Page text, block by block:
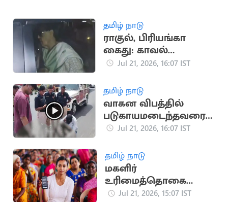
தமிழ் நாடு
ராகுல், பிரியங்கா
கைது: காவல்
நிலையம் வந்த
Jul 21, 2026, 16:07 IST
தமிழ் நாடு
வாகன விபத்தில்
படுகாயமடைந்தவரை
மீட்டு
சேர்த்த தவெக MLA
Jul 21, 2026, 16:07 IST
தமிழ் நாடு
மகளிர்
உரிமைத்தொகை
உயர்கிறதா? புதிய
Jul 21, 2026, 15:07 IST